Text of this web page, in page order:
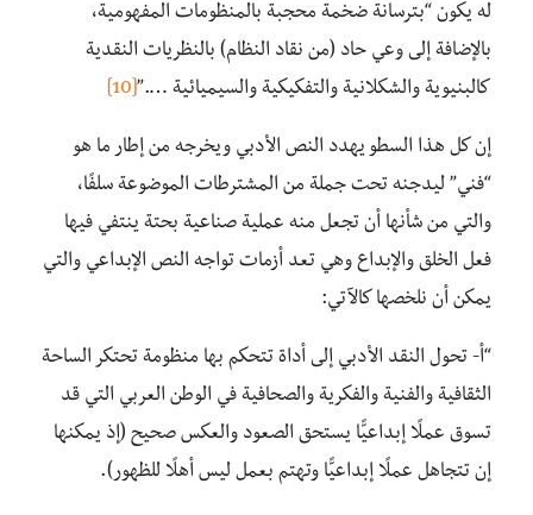
له يكون “بترسانة ضخمة محجبة بالمنظومات المفهومية،
بالإضافة إلى وعي حاد (من نقاد النظام) بالنظريات النقدية
كالبنيوية والشكلانية والتفكيكية والسيميائية ….”[10]
إن كل هذا السطو يهدد النص الأدبي ويخرجه من إطار ما هو
“فني” ليدجنه تحت جملة من المشترطات الموضوعة سلفًا،
والتي من شأنها أن تجعل منه عملية صناعية بحتة ينتفي فيها
فعل الخلق والإبداع وهي تعد أزمات تواجه النص الإبداعي والتي
يمكن أن نلخصها كالآتي:
“أ- تحول النقد الأدبي إلى أداة تتحكم بها منظومة تحتكر الساحة
الثقافية والفنية والفكرية والصحافية في الوطن العربي التي قد
تسوق عملًا إبداعيًّا يستحق الصعود والعكس صحيح (إذ يمكنها
إن تتجاهل عملًا إبداعيًّا وتهتم بعمل ليس أهلًا للظهور).